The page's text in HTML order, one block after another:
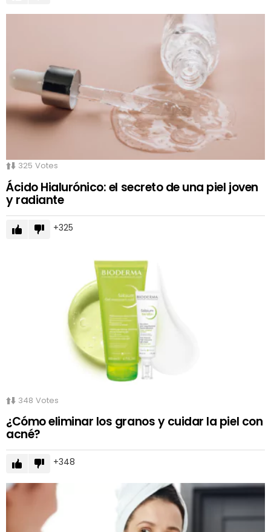
325 Votes
Ácido Hialurónico: el secreto de una piel joven
y radiante
325
348 Votes
¿Cómo eliminar los granos y cuidar la piel con
acné?
348